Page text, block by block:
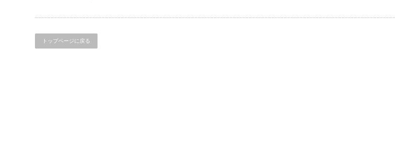
トップページに戻る